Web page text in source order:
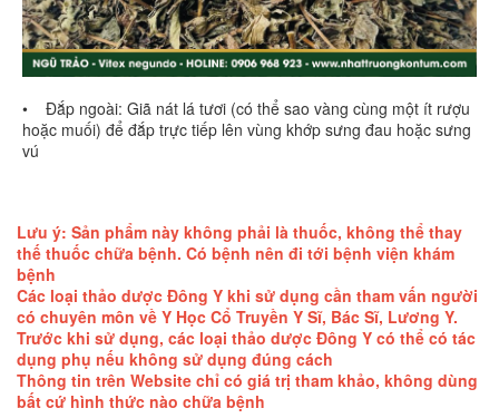
• Đắp ngoài: Giã nát lá tươi (có thể sao vàng cùng một ít rượu
hoặc muối) để đắp trực tiếp lên vùng khớp sưng đau hoặc sưng
vú
Lưu ý: Sản phẩm này không phải là thuốc, không thể thay
thế thuốc chữa bệnh. Có bệnh nên đi tới bệnh viện khám
bệnh
Các loại thảo dược Đông Y khi sử dụng cần tham vấn người
có chuyên môn về Y Học Cổ Truyền Y Sĩ, Bác Sĩ, Lương Y.
Trước khi sử dụng, các loại thảo dược Đông Y có thể có tác
dụng phụ nếu không sử dụng đúng cách
Thông tin trên Website chỉ có giá trị tham khảo, không dùng
bất cứ hình thức nào chữa bệnh